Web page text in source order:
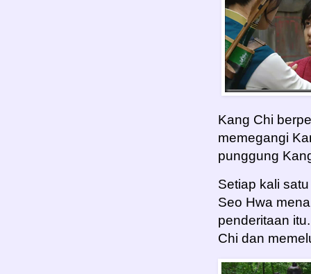
Kang Chi
memegangi
punggung
Setiap kali
Seo Hwa
penderitaan
Chi dan